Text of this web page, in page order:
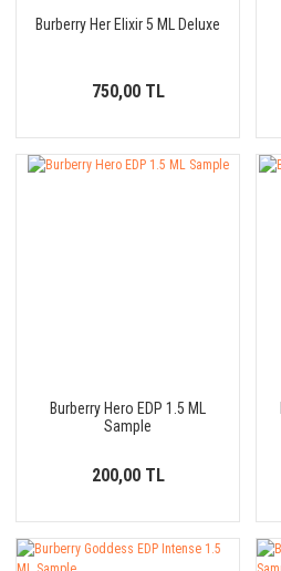
Burberry Her Elixir 5 ML Deluxe
750,00 TL
Burberry Hero EDP 1.5 ML
Sample
200,00 TL